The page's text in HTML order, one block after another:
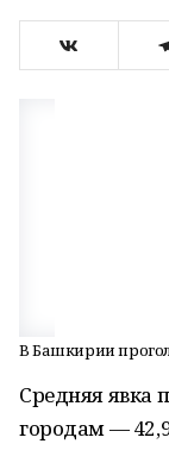
В Башкирии
Средняя явка
городам —